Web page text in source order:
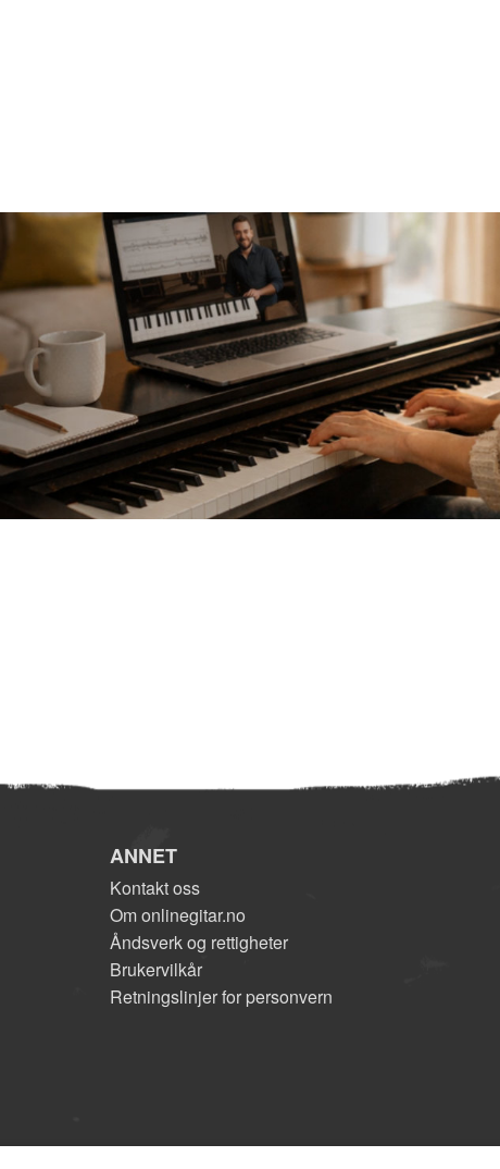
ANNET
Kontakt oss
Om onlinegitar.no
Åndsverk og rettigheter
Brukervilkår
Retningslinjer for personvern